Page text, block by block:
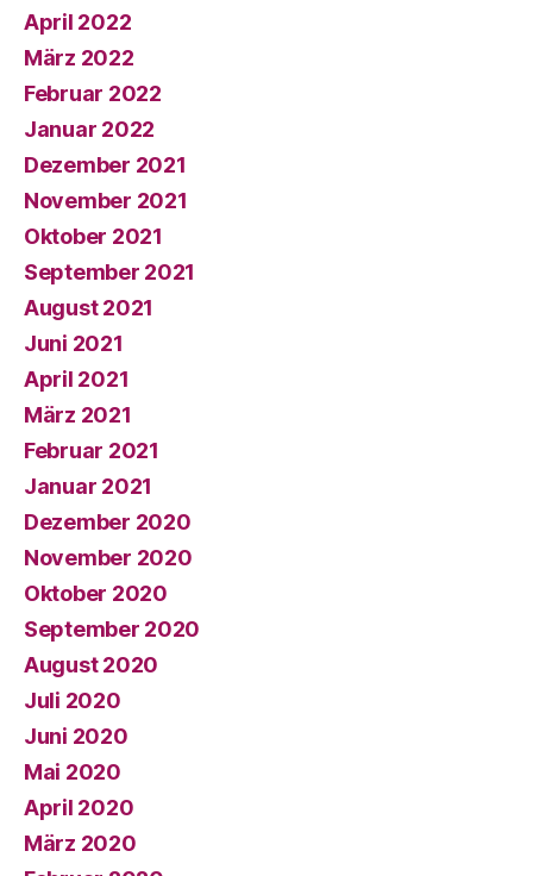
April 2022
März 2022
Februar 2022
Januar 2022
Dezember 2021
November 2021
Oktober 2021
September 2021
August 2021
Juni 2021
April 2021
März 2021
Februar 2021
Januar 2021
Dezember 2020
November 2020
Oktober 2020
September 2020
August 2020
Juli 2020
Juni 2020
Mai 2020
April 2020
März 2020